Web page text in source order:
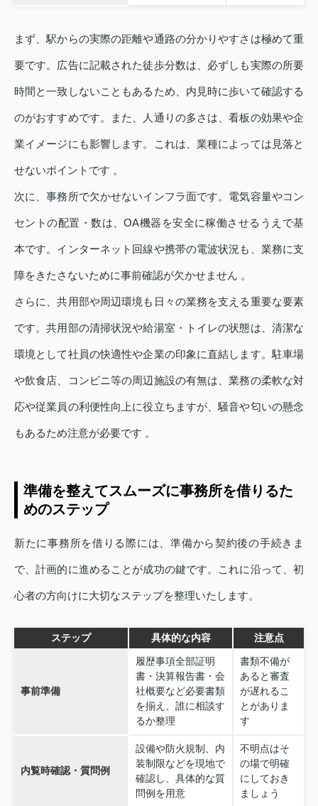
まず、駅からの実際の距離や通路の分かりやすさは極めて重
要です。広告に記載された徒歩分数は、必ずしも実際の所要
時間と一致しないこともあるため、内見時に歩いて確認する
のがおすすめです。また、人通りの多さは、看板の効果や企
業イメージにも影響します。これは、業種によっては見落と
せないポイントです 。
次に、事務所で欠かせないインフラ面です。電気容量やコン
セントの配置・数は、OA機器を安全に稼働させるうえで基
本です。インターネット回線や携帯の電波状況も、業務に支
障をきたさないために事前確認が欠かせません 。
さらに、共用部や周辺環境も日々の業務を支える重要な要素
です。共用部の清掃状況や給湯室・トイレの状態は、清潔な
環境として社員の快適性や企業の印象に直結します。駐車場
や飲食店、コンビニ等の周辺施設の有無は、業務の柔軟な対
応や従業員の利便性向上に役立ちますが、騒音や匂いの懸念
もあるため注意が必要です 。
準備を整えてスムーズに事務所を借りるた
めのステップ
新たに事務所を借りる際には、準備から契約後の手続きま
で、計画的に進めることが成功の鍵です。これに沿って、初
心者の方向けに大切なステップを整理いたします。
ステップ 具体的な内容 注意点
事前準備
履歴事項全部証明
書・決算報告書・会
社概要など必要書類
を揃え、誰に相談す
るか整理
書類不備が
あると審査
が遅れるこ
とがありま
す
内覧時確認・質問例
設備や防火規制、内
装制限などを現地で
確認し、具体的な質
問例を用意
不明点はそ
の場で明確
にしておき
ましょう